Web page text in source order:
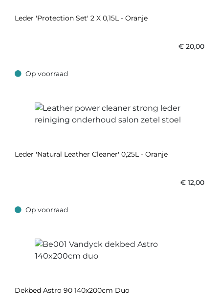
Leder 'Protection Set' 2 X 0,15L - Oranje
€ 20,00
Op voorraad
Op voorraad
Leder 'Natural Leather Cleaner' 0,25L - Oranje
€ 12,00
Op voorraad
Op voorraad
Dekbed Astro 90 140x200cm Duo